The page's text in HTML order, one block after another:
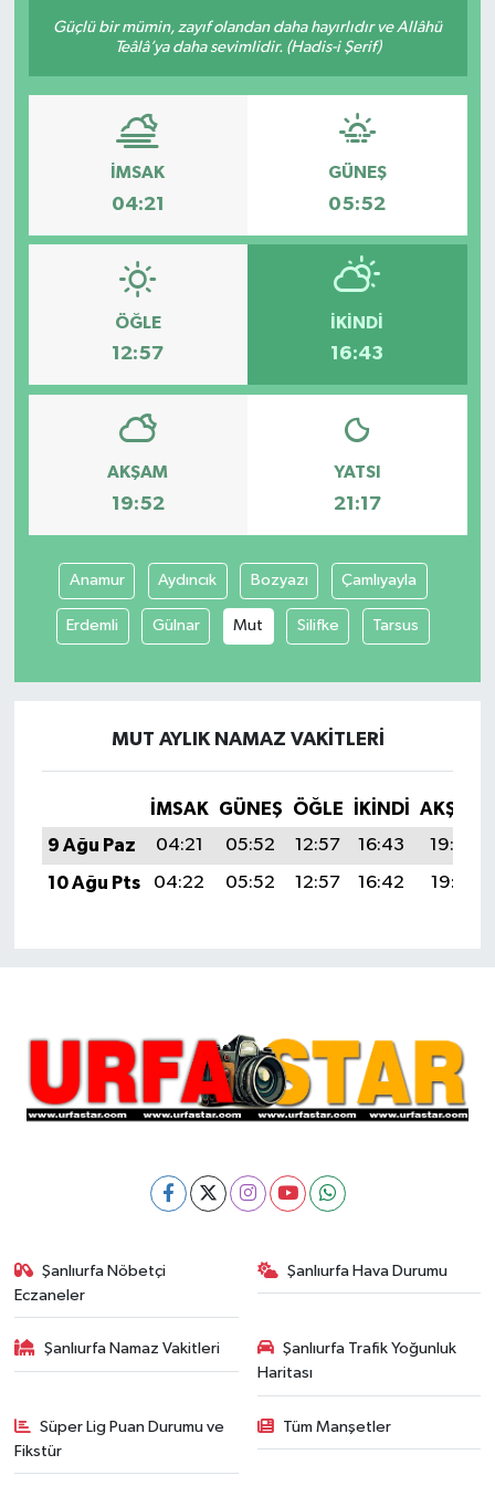
Güçlü bir mümin, zayıf olandan daha hayırlıdır ve Allâhü
Teâlâ’ya daha sevimlidir. (Hadis-i Şerif)
İMSAK
04:21
GÜNEŞ
05:52
ÖĞLE
12:57
İKINDI
16:43
AKŞAM
19:52
YATSI
21:17
Anamur Aydıncık Bozyazı Çamlıyayla
Erdemli Gülnar Mut Silifke Tarsus
MUT AYLIK NAMAZ VAKITLERI
İMSAK GÜNEŞ ÖĞLE İKINDI
AKŞAM
9 Ağu Paz
04:21 05:52 12:57 16:43
19:52
10 Ağu Pts
04:22 05:52 12:57 16:42 19:51
Şanlıurfa Nöbetçi
Eczaneler
Şanlıurfa Hava Durumu
Şanlıurfa Namaz Vakitleri
Şanlıurfa Trafik Yoğunluk
Haritası
Süper Lig Puan Durumu ve
Fikstür
Tüm Manşetler